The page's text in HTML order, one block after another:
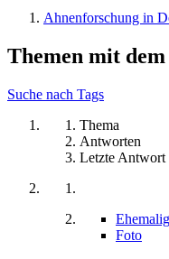
Ahnenforschung in
Themen mit dem
Suche nach Tags
Thema
Antworten
Letzte Antwort
Foto